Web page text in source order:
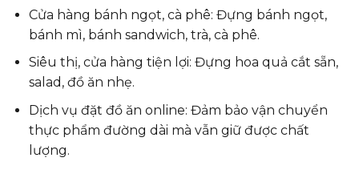
Cửa hàng bánh ngọt, cà phê: Đựng bánh ngọt,
bánh mì, bánh sandwich, trà, cà phê.
Siêu thị, cửa hàng tiện lợi: Đựng hoa quả cắt sẵn,
salad, đồ ăn nhẹ.
Dịch vụ đặt đồ ăn online: Đảm bảo vận chuyển
thực phẩm đường dài mà vẫn giữ được chất
lượng.